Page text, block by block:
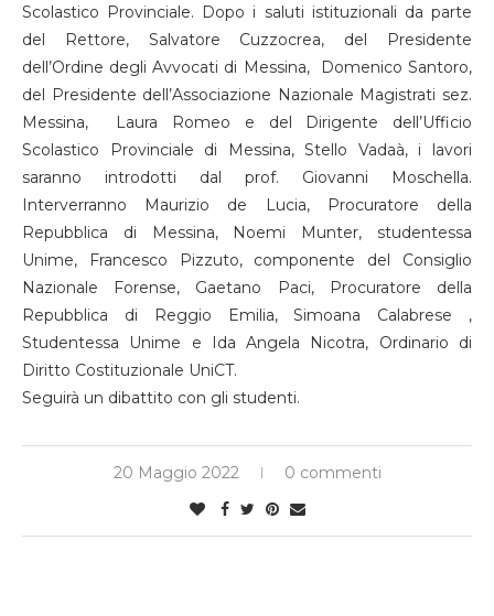
Scolastico Provinciale. Dopo i saluti istituzionali da parte
del Rettore, Salvatore Cuzzocrea, del Presidente
dell’Ordine degli Avvocati di Messina, Domenico Santoro,
del Presidente dell’Associazione Nazionale Magistrati sez.
Messina, Laura Romeo e del Dirigente dell’Ufficio
Scolastico Provinciale di Messina, Stello Vadaà, i lavori
saranno introdotti dal prof. Giovanni Moschella.
Interverranno Maurizio de Lucia, Procuratore della
Repubblica di Messina, Noemi Munter, studentessa
Unime, Francesco Pizzuto, componente del Consiglio
Nazionale Forense, Gaetano Paci, Procuratore della
Repubblica di Reggio Emilia, Simoana Calabrese ,
Studentessa Unime e Ida Angela Nicotra, Ordinario di
Diritto Costituzionale UniCT.
Seguirà un dibattito con gli studenti.
20 Maggio 2022 0 commenti